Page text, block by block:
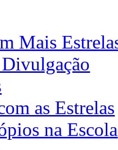
Mais
as Estrelas
na Escola